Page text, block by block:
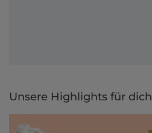
Unsere Highlights für dich